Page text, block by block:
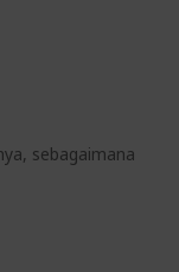
sebagaimana